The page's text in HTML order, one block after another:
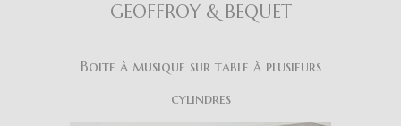
GEOFFROY & BEQUET
Boite à musique sur table à plusieurs
cylindres